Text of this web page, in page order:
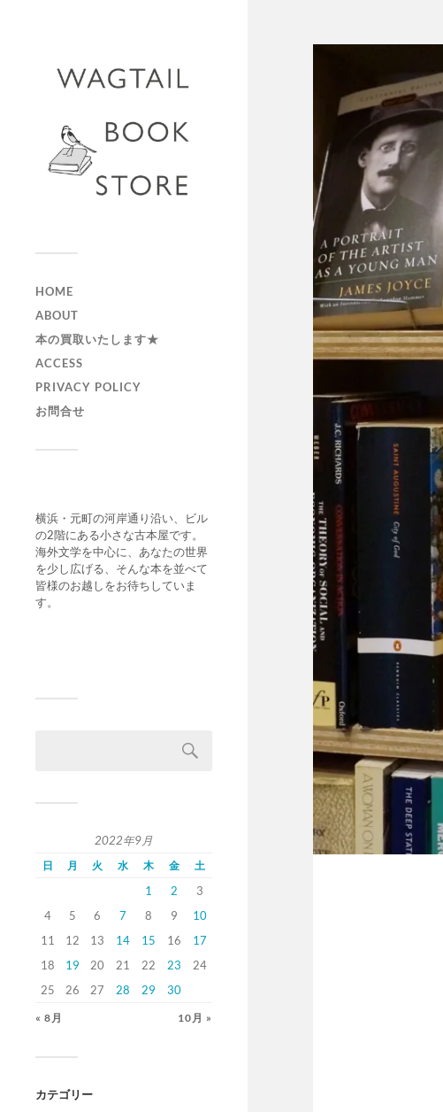
HOME
ABOUT
本の買取いたします★
ACCESS
PRIVACY POLICY
お問合せ
横浜・元町の河岸通り沿い、ビル
の2階にある小さな古本屋です。
海外文学を中心に、あなたの世界
を少し広げる、そんな本を並べて
皆様のお越しをお待ちしていま
す。
2022年9月
日 月 火 水 木 金 土
1 2
3
4
5 6 7 8 9
10
11
12 13 14 15 16
17
18
19 20 21 22 23
24
25
26 27 28 29 30
« 8月 10月 »
カテゴリー